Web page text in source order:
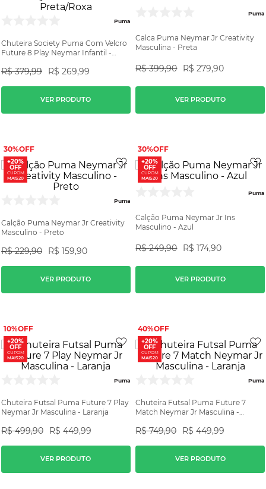
Puma
Chuteira Society Puma Com Velcro
Future 8 Play Neymar Infantil -
R$ 379,99 R$ 269,99
VER PRODUTO
Puma
Calca Puma Neymar Jr Creativity
Masculina - Preta
R$ 399,90 R$ 279,90
VER PRODUTO
30%
+20%
OFF
CUPOM
MAIS20
Puma
Calção Puma Neymar Jr Creativity
Masculino - Preto
R$ 229,90 R$ 159,90
VER PRODUTO
30%
+20%
OFF
CUPOM
MAIS20
Puma
Calção Puma Neymar Jr Ins
Masculino - Azul
R$ 249,90 R$ 174,90
VER PRODUTO
10%
+20%
OFF
CUPOM
MAIS20
Puma
Chuteira Futsal Puma Future 7 Play
Neymar Jr Masculina - Laranja
R$ 499,90 R$ 449,99
VER PRODUTO
40%
+20%
OFF
CUPOM
MAIS20
Puma
Chuteira Futsal Puma Future 7
Match Neymar Jr Masculina -
R$ 749,90 R$ 449,99
VER PRODUTO